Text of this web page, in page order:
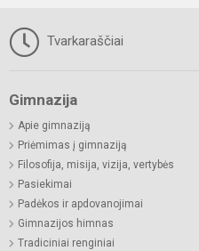
Tvarkaraščiai
Gimnazija
Apie gimnaziją
Priėmimas į gimnaziją
Filosofija, misija, vizija, vertybės
Pasiekimai
Padėkos ir apdovanojimai
Gimnazijos himnas
Tradiciniai renginiai